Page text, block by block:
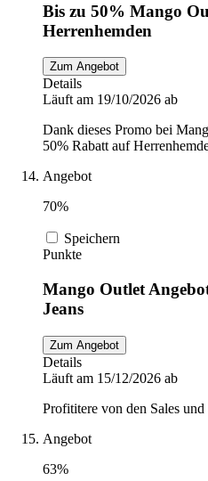
Bis zu 50% Mango
Herrenhemden
Zum Angebot
Details
Läuft am 19/10/2026 ab
Dank dieses Promo bei
50% Rabatt auf
Angebot
70%
Speichern
Punkte
Mango Outlet
Jeans
Zum Angebot
Details
Läuft am 15/12/2026 ab
Profititere von den Sales
Angebot
63%